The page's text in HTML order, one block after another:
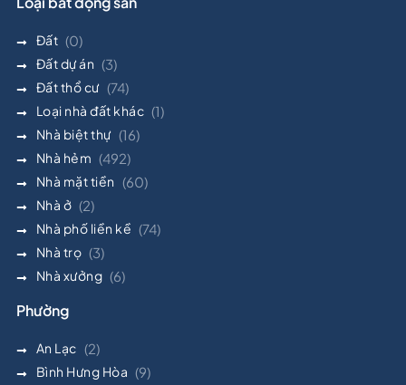
Đất (0)
Đất dự án (3)
Đất thổ cư (74)
Loại nhà đất khác (1)
Nhà biệt thự (16)
Nhà hẻm (492)
Nhà mặt tiền (60)
Nhà ở (2)
Nhà phố liền kề (74)
Nhà trọ (3)
Nhà xưởng (6)
Phường
An Lạc (2)
Bình Hưng Hòa (9)